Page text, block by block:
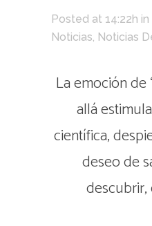
Posted at 14:22h in
Noticias, Noticias
La emoción de
allá
científica,
deseo de